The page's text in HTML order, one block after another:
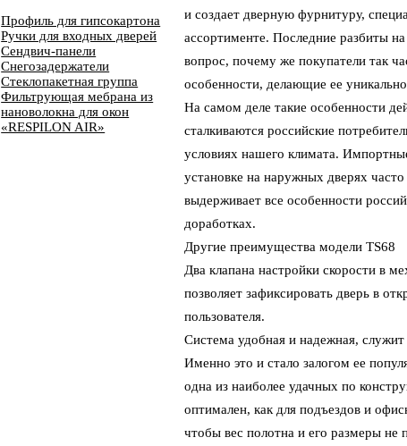
Профиль для гипсокартона
Ручки для входных дверей
Сендвич-панели
Снегозадержатели
Стеклопакетная группа
Фильтрующая мебрана из
нановолокна для окон
«RESPILON AIR»
и создает дверную фурнитуру,
ассортименте. Последние разбиты
вопрос, почему же покупатели так
особенности, делающие ее
На самом деле такие особенности
сталкиваются российские
условиях нашего климата.
установке на наружных дверях
выдерживает все особенности
доработках.
Другие преимущества модели TS68
Два клапана настройки скорости в
позволяет зафиксировать дверь в
пользователя.
Система удобная и надежная,
Именно это и стало залогом ее
одна из наиболее удачных по
оптимален, как для подъездов и
чтобы вес полотна и его размеры